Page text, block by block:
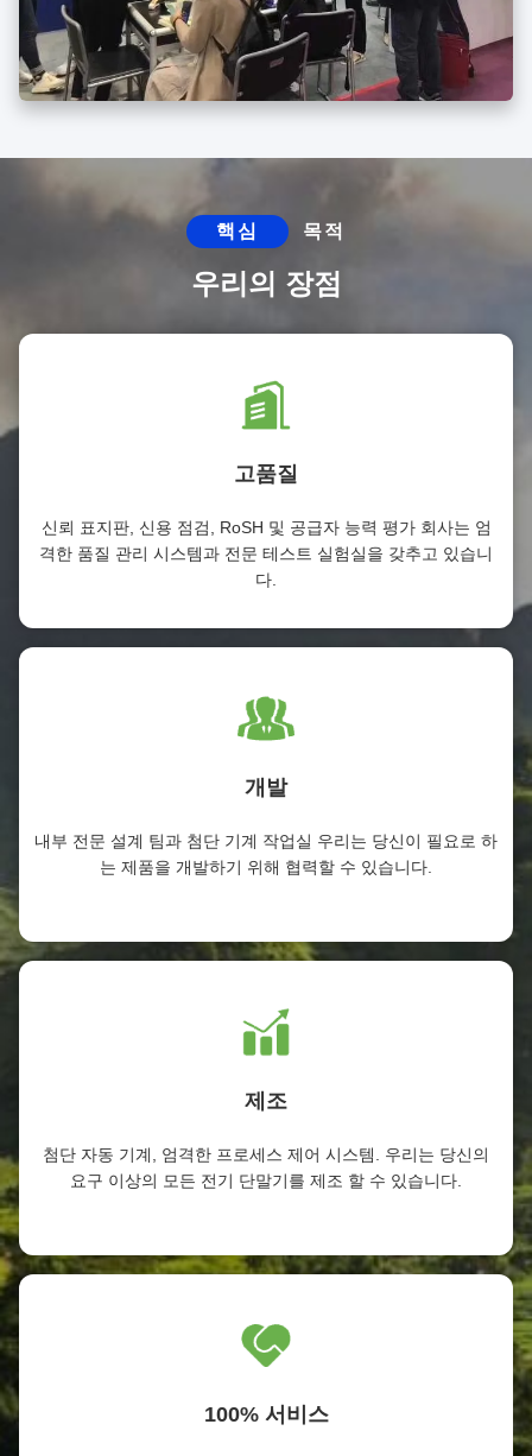
핵심 목적
우리의 장점
고품질
신뢰 표지판, 신용 점검, RoSH 및 공급자 능력 평가 회사는 엄
격한 품질 관리 시스템과 전문 테스트 실험실을 갖추고 있습니
다.
개발
내부 전문 설계 팀과 첨단 기계 작업실 우리는 당신이 필요로 하
는 제품을 개발하기 위해 협력할 수 있습니다.
제조
첨단 자동 기계, 엄격한 프로세스 제어 시스템. 우리는 당신의
요구 이상의 모든 전기 단말기를 제조 할 수 있습니다.
100% 서비스